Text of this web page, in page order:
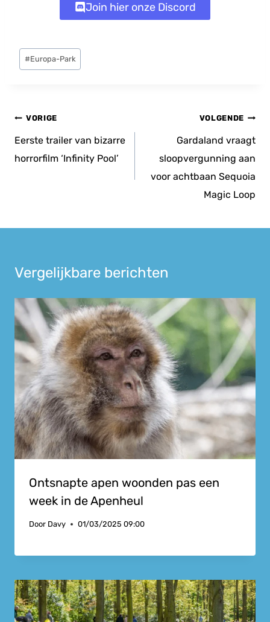
Join hier onze Discord
Bericht
tags:
#Europa-Park
Bericht
navigatie
VORIGE
Eerste trailer van bizarre
horrorfilm ‘Infinity Pool’
VOLGENDE
Gardaland vraagt
sloopvergunning aan
voor achtbaan Sequoia
Magic Loop
Vergelijkbare berichten
Ontsnapte apen woonden pas een
week in de Apenheul
Door Davy 01/03/2025 09:00